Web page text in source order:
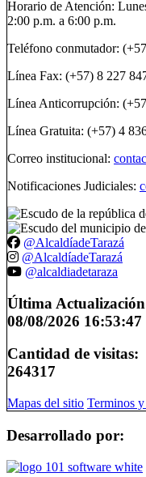
Horario de Atención:
2:00 p.m. a 6:00 p.m.
Teléfono conmutador:
Línea Fax: (+57) 8 227
Línea Anticorrupción:
Línea Gratuita: (+57) 4
Correo institucional:
Notificaciones Judiciales:
@AlcaldíadeTarazá
@AlcaldíadeTarazá
@alcaldiadetaraza
Última
08/08/2026 16:53:47
Cantidad de visitas:
264317
Mapas del sitio Terminos
Desarrollado por: